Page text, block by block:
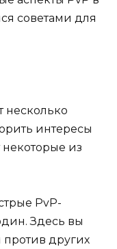
советами для
несколько
интересы
из
PvP-
Здесь вы
других